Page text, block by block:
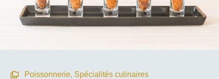
Poissonnerie, Spécialités culinaires